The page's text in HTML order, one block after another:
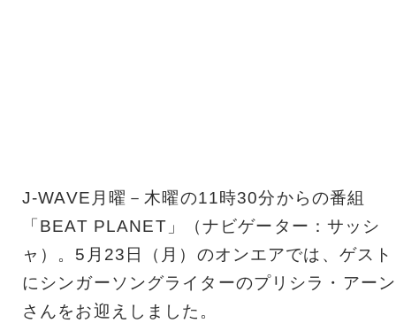
J-WAVE月曜－木曜の11時30分からの番組
「BEAT PLANET」（ナビゲーター：サッシ
ャ）。5月23日（月）のオンエアでは、ゲスト
にシンガーソングライターのプリシラ・アーン
さんをお迎えしました。